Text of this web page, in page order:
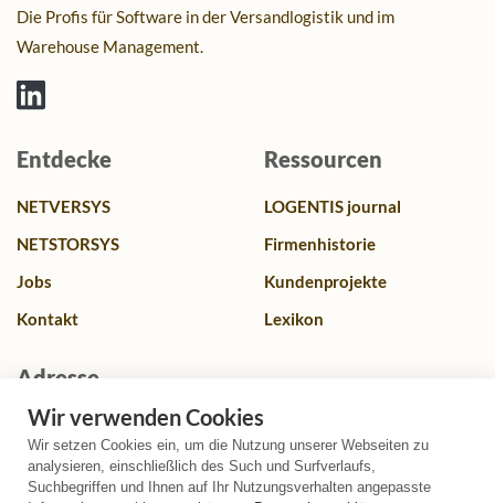
Wir verwenden Cookies
Wir setzen Cookies ein, um die Nutzung unserer Webseiten zu
analysieren, einschließlich des Such und Surfverlaufs,
Suchbegriffen und Ihnen auf Ihr Nutzungsverhalten angepasste
Die Profis für Software in der Versandlogistik und im
Warehouse Management.
Entdecke
NETVERSYS
NETSTORSYS
Jobs
Kontakt
Ressourcen
LOGENTIS journal
Firmenhistorie
Kundenprojekte
Lexikon
Adresse
Franz-Lenz Str. 4, 49084 Osnabrück, Deutschland
+49 (0)541 580587 0
info@logentis.de